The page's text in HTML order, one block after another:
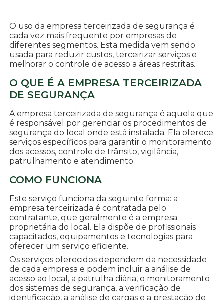
O uso da empresa terceirizada de segurança é
cada vez mais frequente por empresas de
diferentes segmentos. Esta medida vem sendo
usada para reduzir custos, terceirizar serviços e
melhorar o controle de acesso a áreas restritas.
O QUE É A EMPRESA TERCEIRIZADA
DE SEGURANÇA
A empresa terceirizada de segurança é aquela que
é responsável por gerenciar os procedimentos de
segurança do local onde está instalada. Ela oferece
serviços específicos para garantir o monitoramento
dos acessos, controle de trânsito, vigilância,
patrulhamento e atendimento.
COMO FUNCIONA
Este serviço funciona da seguinte forma: a
empresa terceirizada é contratada pelo
contratante, que geralmente é a empresa
proprietária do local. Ela dispõe de profissionais
capacitados, equipamentos e tecnologias para
oferecer um serviço eficiente.
Os serviços oferecidos dependem da necessidade
de cada empresa e podem incluir a análise de
acesso ao local, a patrulha diária, o monitoramento
dos sistemas de segurança, a verificação de
identificação, a análise de cargas e a prestação de